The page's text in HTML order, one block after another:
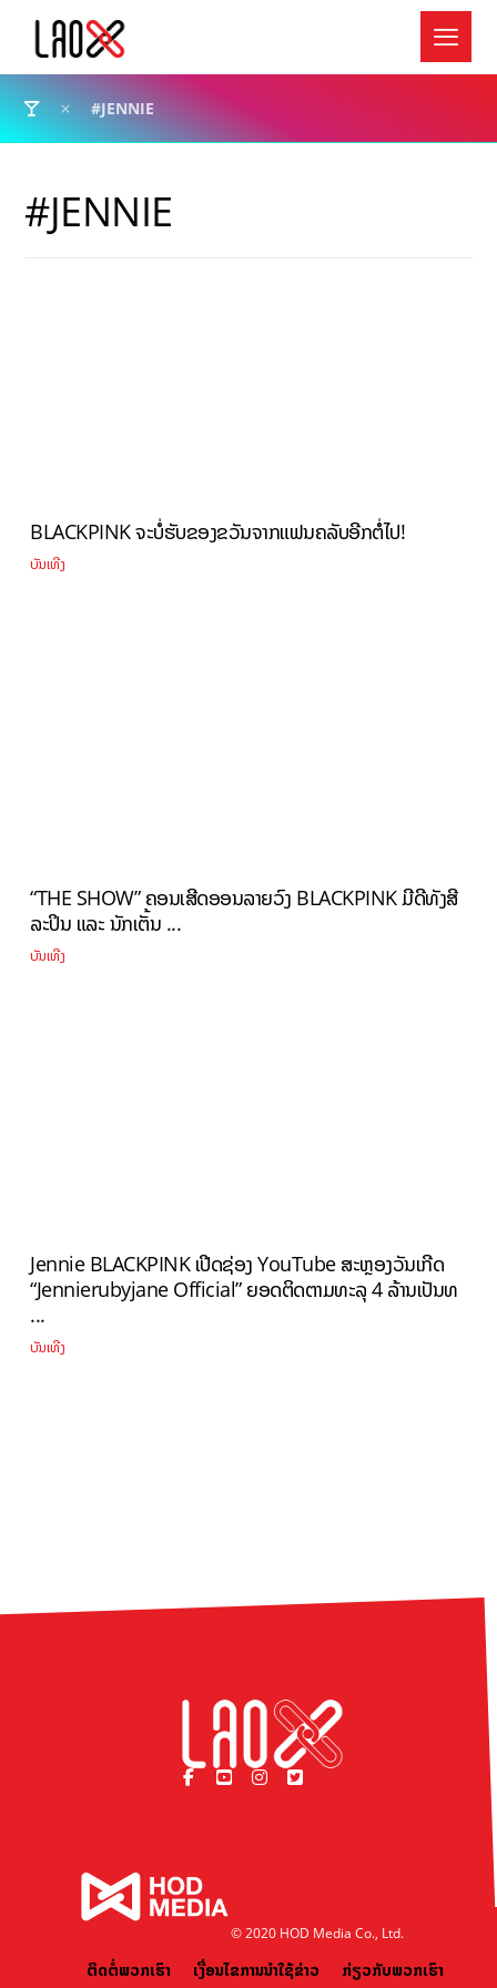
#JENNIE
#JENNIE
BLACKPINK ຈະບໍ່ຮັບຂອງຂວັນຈາກແຟນຄລັບອີກຕໍ່ໄປ!
ບັນເທີງ
“THE SHOW” ຄອນເສີດອອນລາຍວົງ BLACKPINK ມີດີທັງສີ
ລະປິນ ແລະ ນັກເຕັ້ນ ...
ບັນເທີງ
Jennie BLACKPINK ເປີດຊ່ອງ YouTube ສະຫຼອງວັນເກີດ
“Jennierubyjane Official” ຍອດຕິດຕາມທະລຸ 4 ລ້ານເປັນທ
...
ບັນເທີງ
© 2020 HOD Media Co., Ltd.
ຕິດຕໍ່ພວກເຮົາ ເງື່ອນໄຂການນຳໃຊ້ຂ່າວ ກ່ຽວກັບພວກເຮົາ